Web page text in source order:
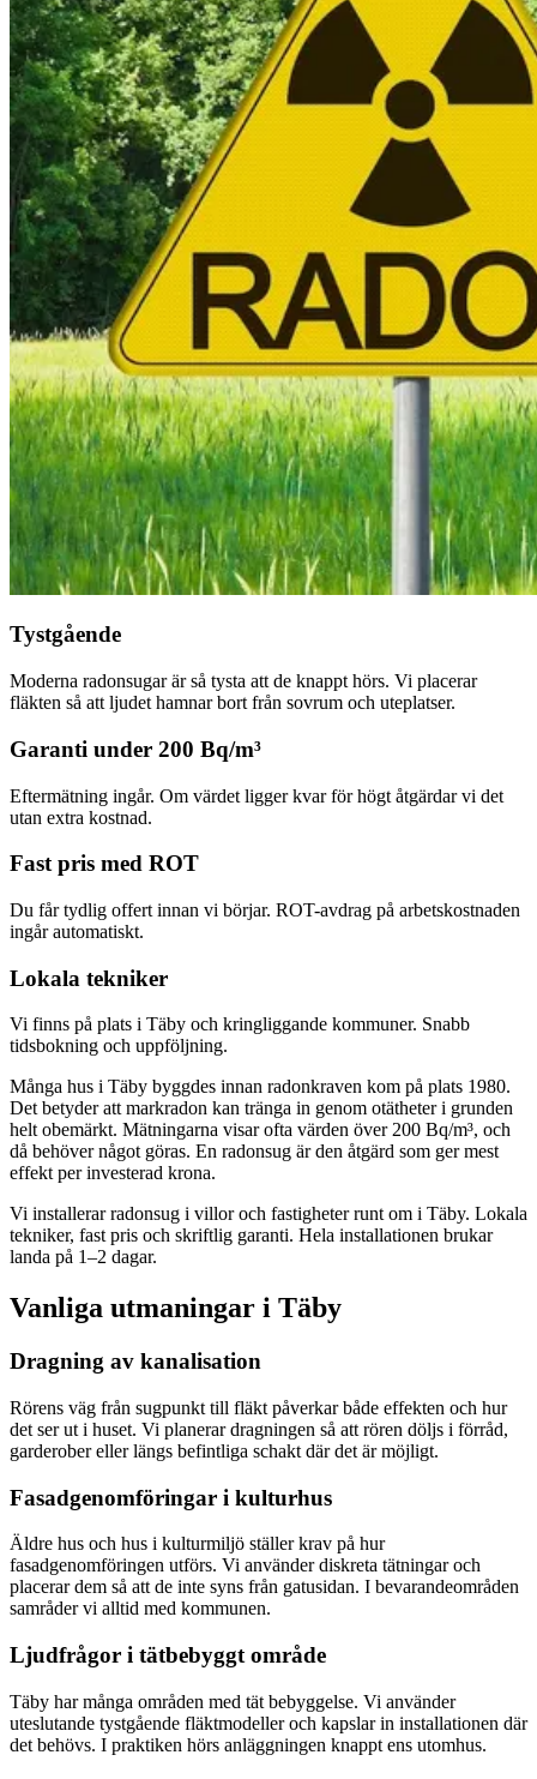
Tystgående
Moderna radonsugar är så tysta att de knappt hörs. Vi placerar
fläkten så att ljudet hamnar bort från sovrum och uteplatser.
Garanti under 200 Bq/m³
Eftermätning ingår. Om värdet ligger kvar för högt åtgärdar vi det
utan extra kostnad.
Fast pris med ROT
Du får tydlig offert innan vi börjar. ROT-avdrag på arbetskostnaden
ingår automatiskt.
Lokala tekniker
Vi finns på plats i Täby och kringliggande kommuner. Snabb
tidsbokning och uppföljning.
Många hus i Täby byggdes innan radonkraven kom på plats 1980.
Det betyder att markradon kan tränga in genom otätheter i grunden
helt obemärkt. Mätningarna visar ofta värden över 200 Bq/m³, och
då behöver något göras. En radonsug är den åtgärd som ger mest
effekt per investerad krona.
Vi installerar radonsug i villor och fastigheter runt om i Täby. Lokala
tekniker, fast pris och skriftlig garanti. Hela installationen brukar
landa på 1–2 dagar.
Vanliga utmaningar i Täby
Dragning av kanalisation
Rörens väg från sugpunkt till fläkt påverkar både effekten och hur
det ser ut i huset. Vi planerar dragningen så att rören döljs i förråd,
garderober eller längs befintliga schakt där det är möjligt.
Fasadgenomföringar i kulturhus
Äldre hus och hus i kulturmiljö ställer krav på hur
fasadgenomföringen utförs. Vi använder diskreta tätningar och
placerar dem så att de inte syns från gatusidan. I bevarandeområden
samråder vi alltid med kommunen.
Ljudfrågor i tätbebyggt område
Täby har många områden med tät bebyggelse. Vi använder
uteslutande tystgående fläktmodeller och kapslar in installationen där
det behövs. I praktiken hörs anläggningen knappt ens utomhus.